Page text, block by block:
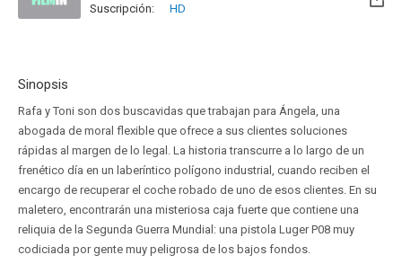
Próximamente. A partir del Vie, 18 Sep 2026 (En 1 mes)
Suscripción: HD
Sinopsis
Rafa y Toni son dos buscavidas que trabajan para Ángela, una
abogada de moral flexible que ofrece a sus clientes soluciones
rápidas al margen de lo legal. La historia transcurre a lo largo de un
frenético día en un laberíntico polígono industrial, cuando reciben el
encargo de recuperar el coche robado de uno de esos clientes. En su
maletero, encontrarán una misteriosa caja fuerte que contiene una
reliquia de la Segunda Guerra Mundial: una pistola Luger P08 muy
codiciada por gente muy peligrosa de los bajos fondos.